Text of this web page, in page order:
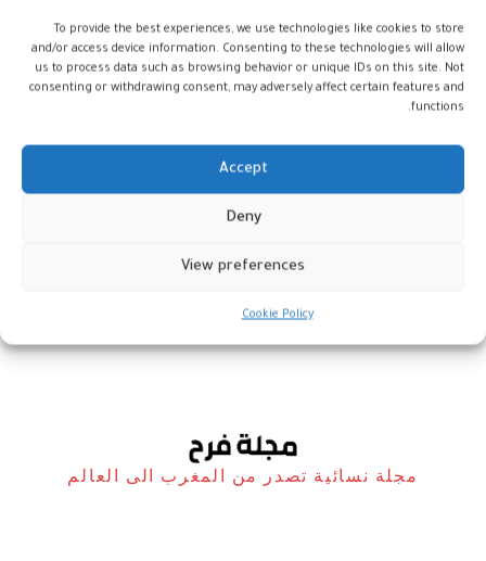
To provide the best experiences, we use technologies like cookies to store
and/or access device information. Consenting to these technologies will allow
us to process data such as browsing behavior or unique IDs on this site. Not
consenting or withdrawing consent, may adversely affect certain features and
functions.
Accept
Deny
View preferences
Cookie Policy
سويسرا: منظومة للذكاء الاصطناعي
تتعرف على الانفعالات الأساسية لدى
مجلة نسائية تصدر من المغرب الى العالم